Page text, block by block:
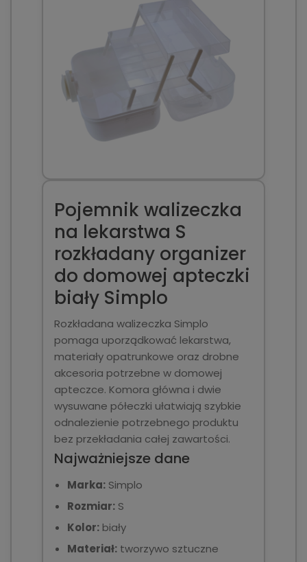
Pojemnik walizeczka
na lekarstwa S
rozkładany organizer
do domowej apteczki
biały Simplo
Rozkładana walizeczka Simplo
pomaga uporządkować lekarstwa,
materiały opatrunkowe oraz drobne
akcesoria potrzebne w domowej
apteczce. Komora główna i dwie
wysuwane półeczki ułatwiają szybkie
odnalezienie potrzebnego produktu
bez przekładania całej zawartości.
Najważniejsze dane
Marka: Simplo
Rozmiar: S
Kolor: biały
Materiał: tworzywo sztuczne